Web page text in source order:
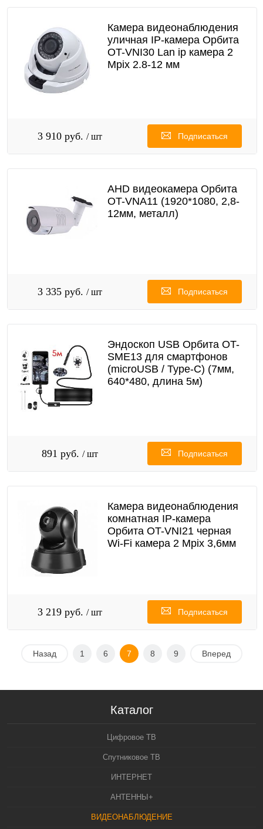
Камера видеонаблюдения
уличная IP-камера Орбита
OT-VNI30 Lan ip камера 2
Mpix 2.8-12 мм
3 910 руб. / шт Подписаться
AHD видеокамера Орбита
OT-VNA11 (1920*1080, 2,8-
12мм, металл)
3 335 руб. / шт Подписаться
Эндоскоп USB Орбита OT-
SME13 для смартфонов
(microUSB / Type-C) (7мм,
640*480, длина 5м)
891 руб. / шт Подписаться
Камера видеонаблюдения
комнатная IP-камера
Орбита OT-VNI21 черная
Wi-Fi камера 2 Mpix 3,6мм
3 219 руб. / шт Подписаться
Назад 1 6 7 8 9 Вперед
Каталог
Цифровое ТВ
Спутниковое ТВ
ИНТЕРНЕТ
АНТЕННЫ+
ВИДЕОНАБЛЮДЕНИЕ